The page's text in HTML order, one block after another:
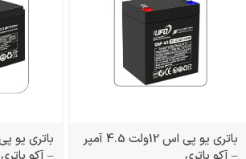
باتری یو پی اس 12ولت 4.5 آمپر